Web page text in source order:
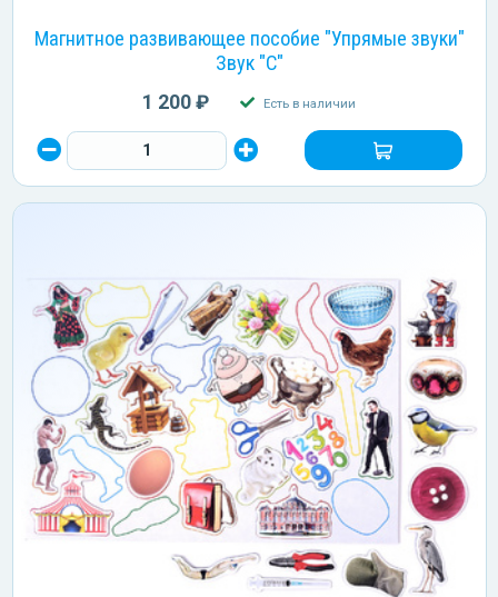
Магнитное развивающее пособие "Упрямые звуки"
Звук "С"
1 200 ₽ Есть в наличии